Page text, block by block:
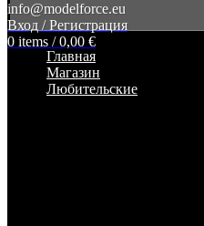
info@modelforce.eu
Вход / Регистрация
0 items / 0,00 €
Главная
Магазин
Любительские